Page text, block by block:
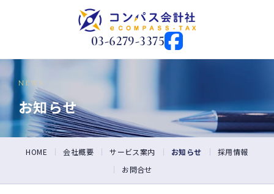
03-6279-3375
NEWS
お知らせ
HOME 会社概要 サービス案内 お知らせ
採用情報
お問合せ